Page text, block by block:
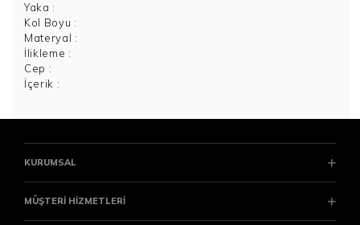
Yaka :
Kol Boyu :
Materyal :
İlikleme :
Cep :
İçerik :
KURUMSAL
MÜŞTERİ HİZMETLERİ